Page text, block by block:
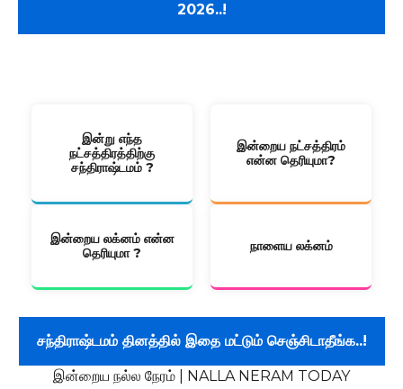
2026..!
இன்று எந்த
நட்சத்திரத்திற்கு
சந்திராஷ்டமம் ?
இன்றைய நட்சத்திரம்
என்ன தெரியுமா?
இன்றைய லக்னம் என்ன
தெரியுமா ?
நாளைய லக்னம்
சந்திராஷ்டமம் தினத்தில் இதை மட்டும் செஞ்சிடாதீங்க..!
இன்றைய நல்ல நேரம் | NALLA NERAM TODAY